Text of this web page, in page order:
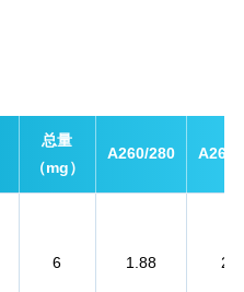
总量
（mg）
A260/280 A260/
6 1.88 2.3